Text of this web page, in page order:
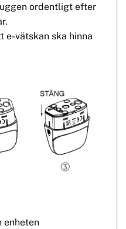
ordentligt efter
e-vätskan ska hinna
enheten